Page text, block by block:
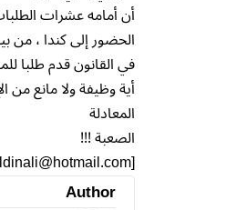
أن أمامه عشرات
الحضور إلى كندا ، من
في القانون قدم طلبا
أية وظيفة ولا مانع
المعادلة
الصعبة !!!
Author